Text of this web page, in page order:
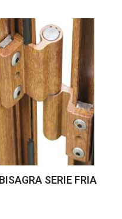
BISAGRA SERIE FRIA